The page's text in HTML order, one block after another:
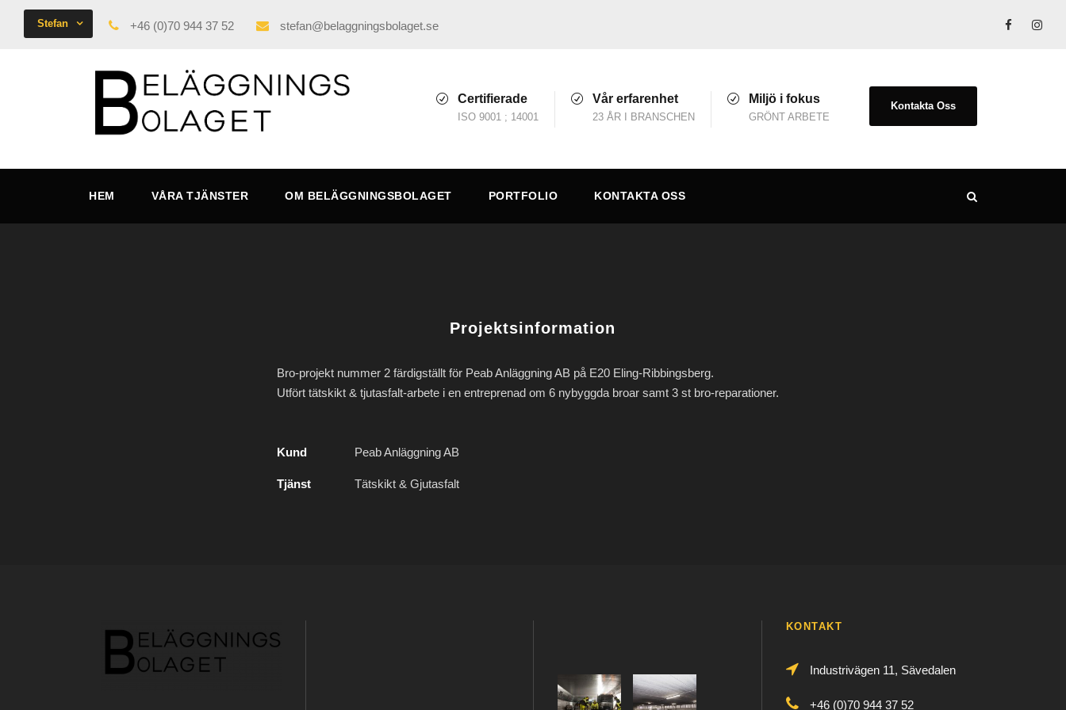
Stefan +46 (0)70 944 37 52 stefan@belaggningsbolaget.se
Certifierade
ISO 9001 ; 14001
Vår erfarenhet
23 ÅR I BRANSCHEN
Miljö i fokus
GRÖNT ARBETE
Kontakta Oss
HEM VÅRA TJÄNSTER OM BELÄGGNINGSBOLAGET PORTFOLIO KONTAKTA OSS
Projektsinformation
Bro-projekt nummer 2 färdigställt för Peab Anläggning AB på E20 Eling-Ribbingsberg.
Utfört tätskikt & tjutasfalt-arbete i en entreprenad om 6 nybyggda broar samt 3 st bro-reparationer.
Kund Peab Anläggning AB
Tjänst Tätskikt & Gjutasfalt
KONTAKT
Industrivägen 11, Sävedalen
+46 (0)70 944 37 52